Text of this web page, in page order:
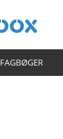
FAGBØGER